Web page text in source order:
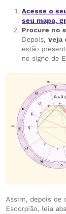
Acesse o
seu mapa,
Procure no
Depois, veja
estão
no signo de
Assim, depois de
Escorpião, leia